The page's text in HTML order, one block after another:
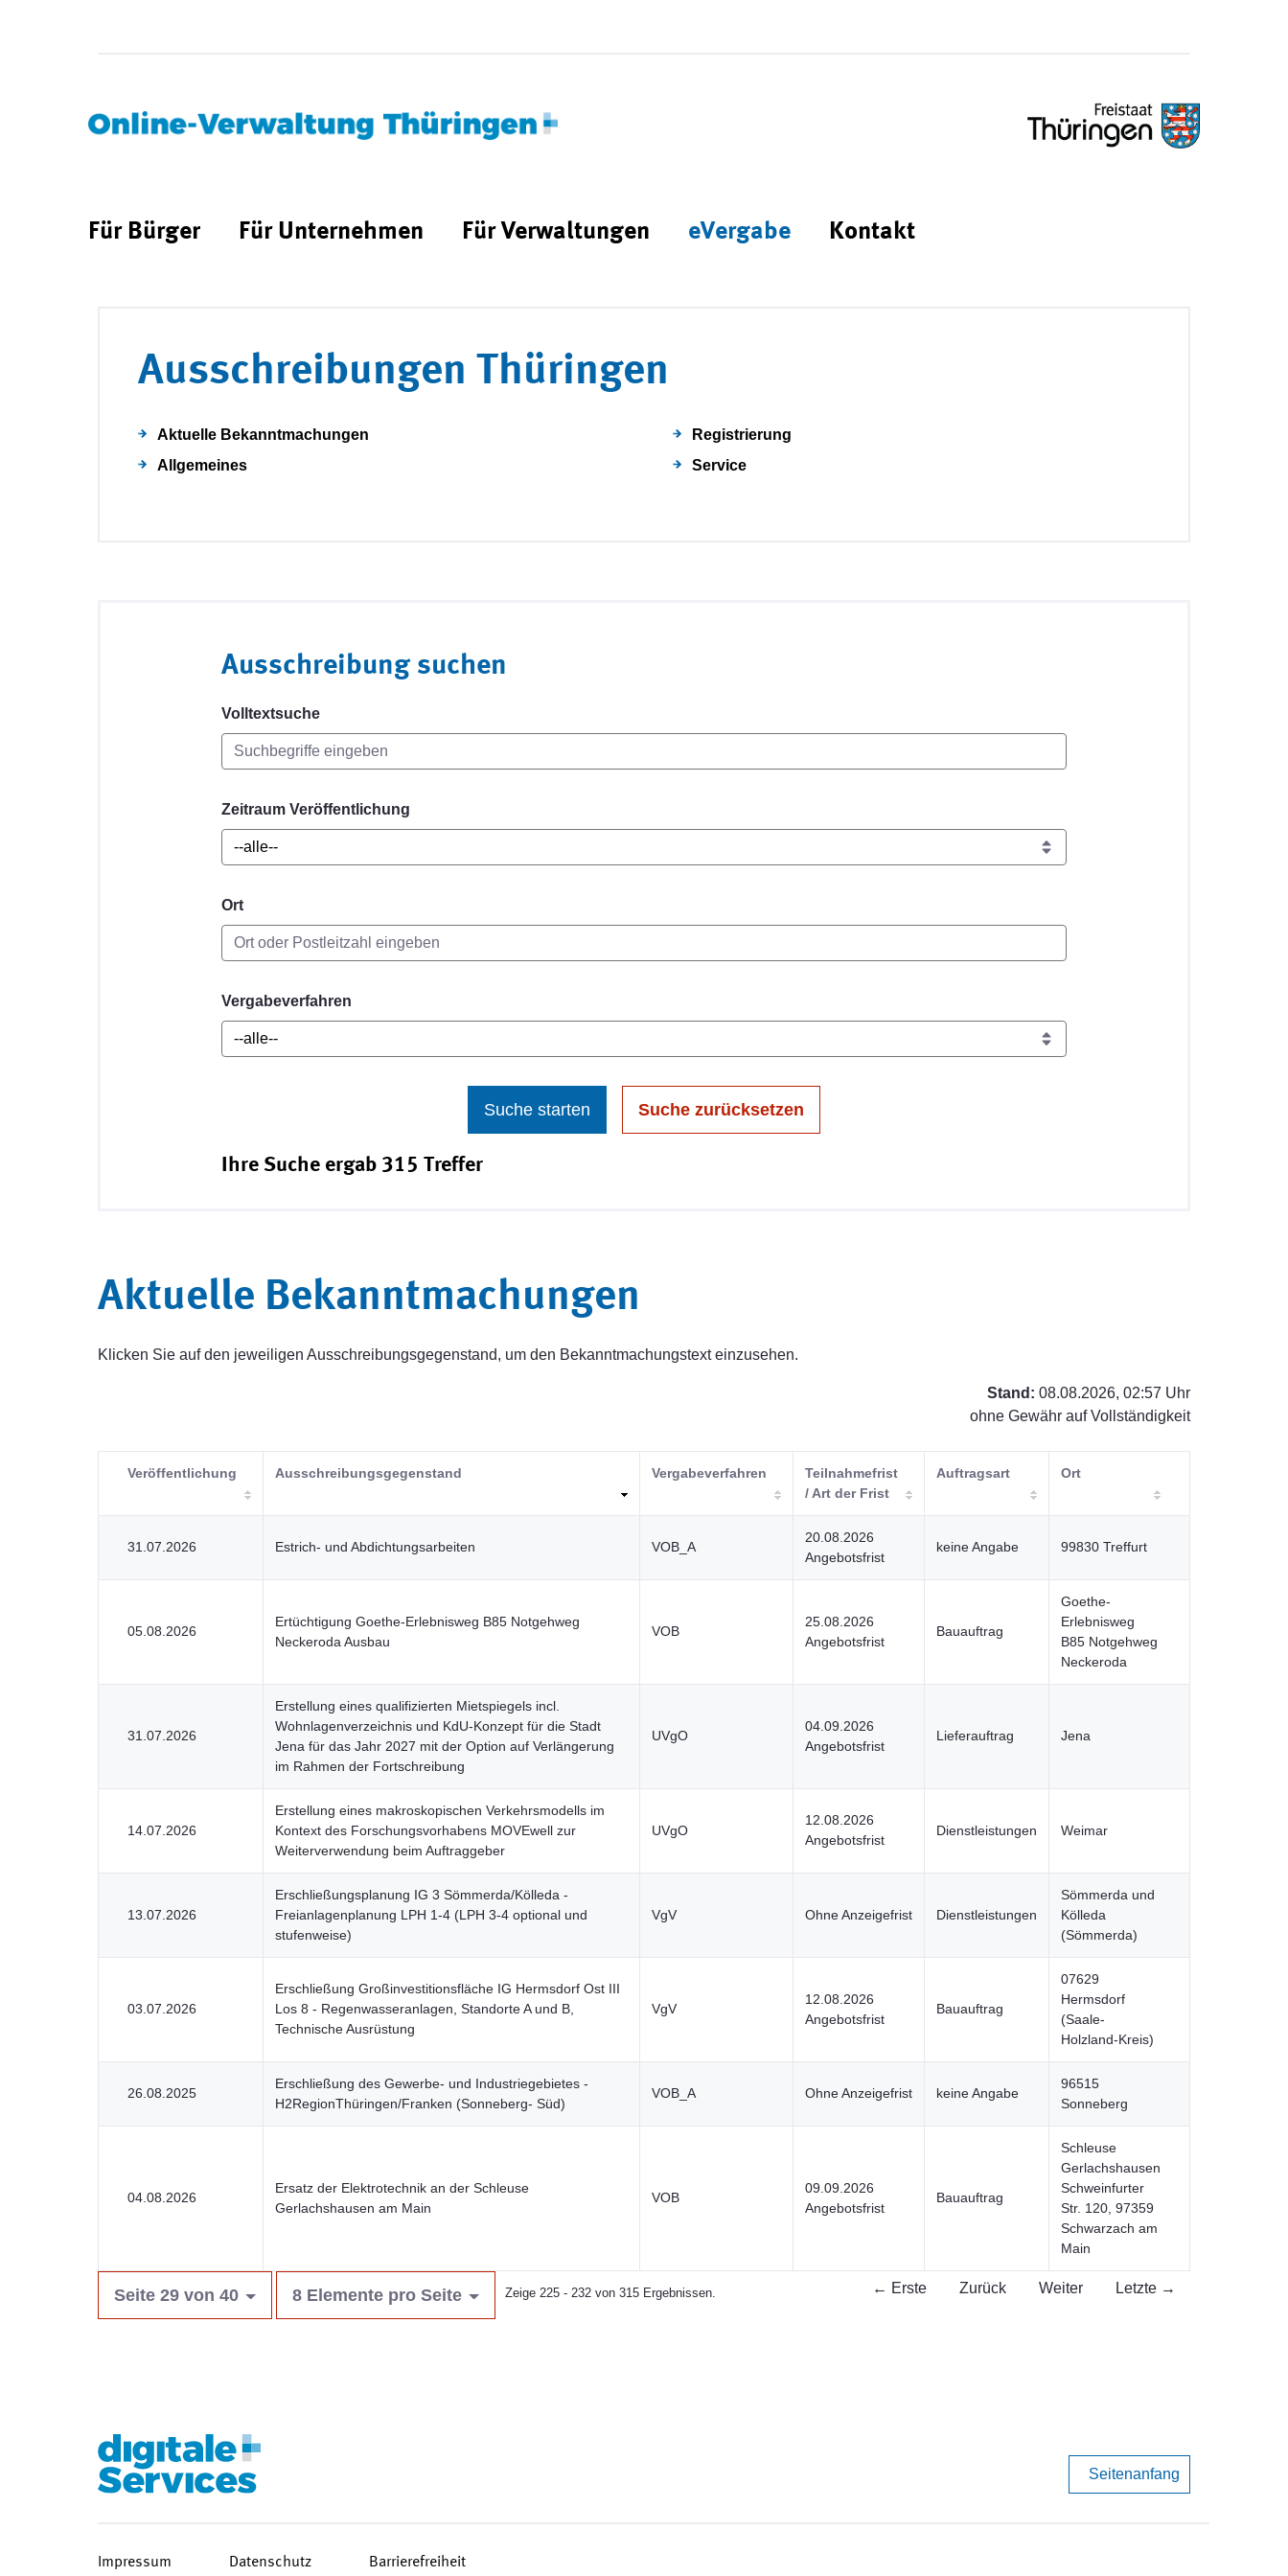
Für Bürger Für Unternehmen Für Verwaltungen eVergabe Kontakt
Ausschreibungen Thüringen
Aktuelle Bekanntmachungen
Allgemeines
Registrierung
Service
Ausschreibung suchen
Volltextsuche
Zeitraum Veröffentlichung
Ort
Vergabeverfahren
Suche starten Suche zurücksetzen
Ihre Suche ergab 315 Treffer
Aktuelle Bekanntmachungen
Klicken Sie auf den jeweiligen Ausschreibungsgegenstand, um den Bekanntmachungstext einzusehen.
Stand: 08.08.2026, 02:57 Uhr
ohne Gewähr auf Vollständigkeit
Veröffentlichung Ausschreibungsgegenstand Vergabeverfahren
Teilnahmefrist
/ Art der Frist
Auftragsart Ort
31.07.2026 Estrich- und Abdichtungsarbeiten VOB_A
20.08.2026
Angebotsfrist
keine Angabe 99830 Treffurt
05.08.2026
Ertüchtigung Goethe-Erlebnisweg B85 Notgehweg
Neckeroda Ausbau
VOB
25.08.2026
Angebotsfrist
Bauauftrag
Goethe-
Erlebnisweg
B85 Notgehweg
Neckeroda
31.07.2026
Erstellung eines qualifizierten Mietspiegels incl.
Wohnlagenverzeichnis und KdU-Konzept für die Stadt
Jena für das Jahr 2027 mit der Option auf Verlängerung
im Rahmen der Fortschreibung
UVgO
04.09.2026
Angebotsfrist
Lieferauftrag Jena
14.07.2026
Erstellung eines makroskopischen Verkehrsmodells im
Kontext des Forschungsvorhabens MOVEwell zur
Weiterverwendung beim Auftraggeber
UVgO
12.08.2026
Angebotsfrist
Dienstleistungen Weimar
13.07.2026
Erschließungsplanung IG 3 Sömmerda/Kölleda -
Freianlagenplanung LPH 1-4 (LPH 3-4 optional und
stufenweise)
VgV Ohne Anzeigefrist Dienstleistungen
Sömmerda und
Kölleda
(Sömmerda)
03.07.2026
Erschließung Großinvestitionsfläche IG Hermsdorf Ost III
Los 8 - Regenwasseranlagen, Standorte A und B,
Technische Ausrüstung
VgV
12.08.2026
Angebotsfrist
Bauauftrag
07629
Hermsdorf
(Saale-
Holzland-Kreis)
26.08.2025
Erschließung des Gewerbe- und Industriegebietes -
H2RegionThüringen/Franken (Sonneberg- Süd)
VOB_A Ohne Anzeigefrist keine Angabe
96515
Sonneberg
04.08.2026
Ersatz der Elektrotechnik an der Schleuse
Gerlachshausen am Main
VOB
09.09.2026
Angebotsfrist
Bauauftrag
Schleuse
Gerlachshausen
Schweinfurter
Str. 120, 97359
Schwarzach am
Main
Seite 29 von 40 8 Elemente pro Seite Zeige 225 - 232 von 315 Ergebnissen. ← Erste Zurück Weiter Letzte →
Seitenanfang
Impressum Datenschutz Barrierefreiheit